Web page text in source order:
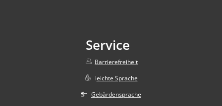
Service
Barrierefreiheit
leichte Sprache
Gebärdensprache